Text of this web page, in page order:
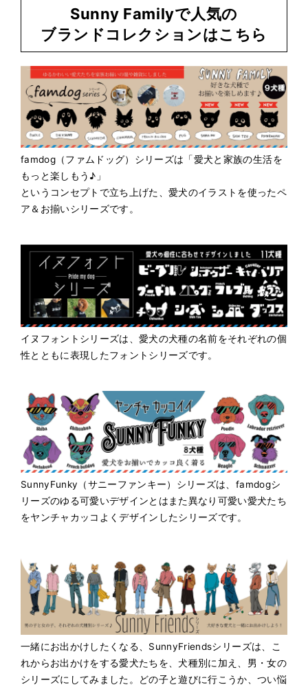
Sunny Familyで人気の
ブランドコレクションはこちら
famdog（ファムドッグ）シリーズは「愛犬と家族の生活を
もっと楽しもう♪」
というコンセプトで立ち上げた、愛犬のイラストを使ったペ
ア＆お揃いシリーズです。
イヌフォントシリーズは、愛犬の犬種の名前をそれぞれの個
性とともに表現したフォントシリーズです。
SunnyFunky（サニーファンキー）シリーズは、famdogシ
リーズのゆる可愛いデザインとはまた異なり可愛い愛犬たち
をヤンチャカッコよくデザインしたシリーズです。
一緒にお出かけしたくなる、SunnyFriendsシリーズは、こ
れからお出かけをする愛犬たちを、犬種別に加え、男・女の
シリーズにしてみました。どの子と遊びに行こうか、つい悩